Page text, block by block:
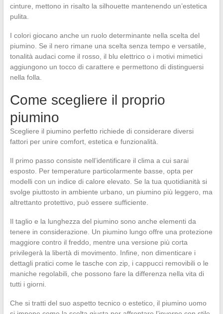
cinture, mettono in risalto la silhouette mantenendo un’estetica
pulita.
I colori giocano anche un ruolo determinante nella scelta del
piumino. Se il nero rimane una scelta senza tempo e versatile,
tonalità audaci come il rosso, il blu elettrico o i motivi mimetici
aggiungono un tocco di carattere e permettono di distinguersi
nella folla.
Come scegliere il proprio
piumino
Scegliere il piumino perfetto richiede di considerare diversi
fattori per unire comfort, estetica e funzionalità.
Il primo passo consiste nell’identificare il clima a cui sarai
esposto. Per temperature particolarmente basse, opta per
modelli con un indice di calore elevato. Se la tua quotidianità si
svolge piuttosto in ambiente urbano, un piumino più leggero, ma
altrettanto protettivo, può essere sufficiente.
Il taglio e la lunghezza del piumino sono anche elementi da
tenere in considerazione. Un piumino lungo offre una protezione
maggiore contro il freddo, mentre una versione più corta
privilegerà la libertà di movimento. Infine, non dimenticare i
dettagli pratici come le tasche con zip, i cappucci removibili o le
maniche regolabili, che possono fare la differenza nella vita di
tutti i giorni.
Che si tratti del suo aspetto tecnico o estetico, il piumino uomo